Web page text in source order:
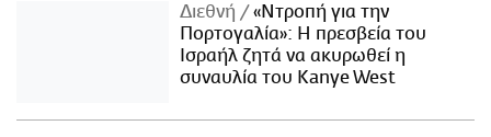
Διεθνή
«Ντροπή για την
Πορτογαλία»: Η πρεσβεία του
Ισραήλ ζητά να ακυρωθεί η
συναυλία του Kanye West